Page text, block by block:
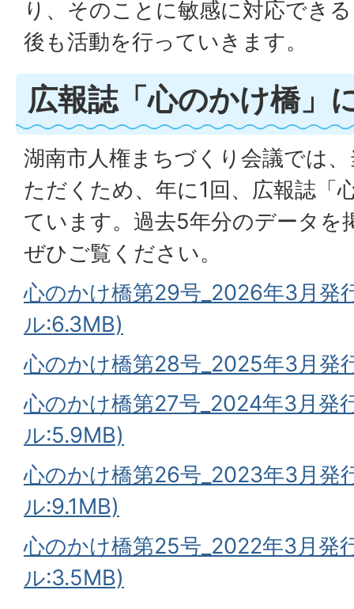
り、そのことに敏感に対応でき
後も活動を行っていきます。
広報誌「心のかけ橋」
湖南市人権まちづくり会議では
ただくため、年に1回、広報誌「
ています。過去5年分のデータを
ぜひご覧ください。
心のかけ橋第29号 2026年3月発
ル:6.3MB)
心のかけ橋第28号_2025年3月発
心のかけ橋第27号_2024年3月発
ル:5.9MB)
心のかけ橋第26号_2023年3月発
ル:9.1MB)
心のかけ橋第25号_2022年3月発
ル:3.5MB)